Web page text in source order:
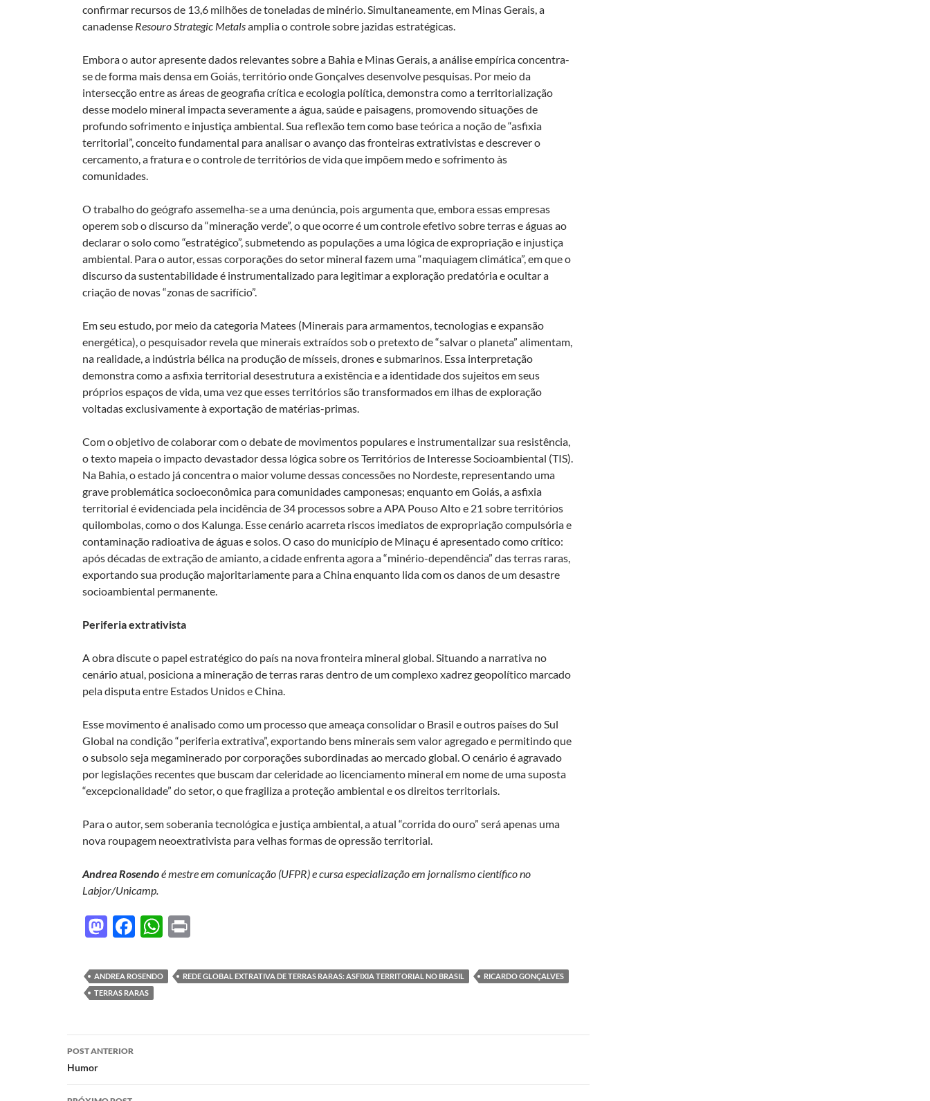
confirmar recursos de 13,6 milhões de toneladas de minério. Simultaneamente, em Minas Gerais, a
canadense Resouro Strategic Metalsamplia o controle sobre jazidas estratégicas.
Embora o autor apresente dados relevantes sobre a Bahia e Minas Gerais, a análise empírica concentra-
se de forma mais densa em Goiás, território onde Gonçalves desenvolve pesquisas. Por meio da
intersecção entre as áreas de geografia crítica e ecologia política, demonstra como a territorialização
desse modelo mineral impacta severamente a água, saúde e paisagens, promovendo situações de
profundo sofrimento e injustiça ambiental. Sua reflexão tem como base teórica a noção de “asfixia
territorial”, conceito fundamental para analisar o avanço das fronteiras extrativistas e descrever o
cercamento, a fratura e o controle de territórios de vida que impõem medo e sofrimento às
comunidades.
O trabalho do geógrafo assemelha-se a uma denúncia, pois argumenta que, embora essas empresas
operem sob o discurso da “mineração verde”, o que ocorre é um controle efetivo sobre terras e águas ao
declarar o solo como “estratégico”, submetendo as populações a uma lógica de expropriação e injustiça
ambiental. Para o autor, essas corporações do setor mineral fazem uma “maquiagem climática”, em que o
discurso da sustentabilidade é instrumentalizado para legitimar a exploração predatória e ocultar a
criação de novas “zonas de sacrifício”.
Em seu estudo, por meio da categoria Matees (Minerais para armamentos, tecnologias e expansão
energética), o pesquisador revela que minerais extraídos sob o pretexto de “salvar o planeta” alimentam,
na realidade, a indústria bélica na produção de mísseis, drones e submarinos. Essa interpretação
demonstra como a asfixia territorial desestrutura a existência e a identidade dos sujeitos em seus
próprios espaços de vida, uma vez que esses territórios são transformados em ilhas de exploração
voltadas exclusivamente à exportação de matérias-primas.
Com o objetivo de colaborar com o debate de movimentos populares e instrumentalizar sua resistência,
o texto mapeia o impacto devastador dessa lógica sobre os Territórios de Interesse Socioambiental (TIS).
Na Bahia, o estado já concentra o maior volume dessas concessões no Nordeste, representando uma
grave problemática socioeconômica para comunidades camponesas; enquanto em Goiás, a asfixia
territorial é evidenciada pela incidência de 34 processos sobre a APA Pouso Alto e 21 sobre territórios
quilombolas, como o dos Kalunga. Esse cenário acarreta riscos imediatos de expropriação compulsória e
contaminação radioativa de águas e solos. O caso do município de Minaçu é apresentado como crítico:
após décadas de extração de amianto, a cidade enfrenta agora a “minério-dependência” das terras raras,
exportando sua produção majoritariamente para a China enquanto lida com os danos de um desastre
socioambiental permanente.
Periferia extrativista
A obra discute o papel estratégico do país na nova fronteira mineral global. Situando a narrativa no
cenário atual, posiciona a mineração de terras raras dentro de um complexo xadrez geopolítico marcado
pela disputa entre Estados Unidos e China.
Esse movimento é analisado como um processo que ameaça consolidar o Brasil e outros países do Sul
Global na condição “periferia extrativa”, exportando bens minerais sem valor agregado e permitindo que
o subsolo seja megaminerado por corporações subordinadas ao mercado global. O cenário é agravado
por legislações recentes que buscam dar celeridade ao licenciamento mineral em nome de uma suposta
“excepcionalidade” do setor, o que fragiliza a proteção ambiental e os direitos territoriais.
Para o autor, sem soberania tecnológica e justiça ambiental, a atual “corrida do ouro” será apenas uma
nova roupagem neoextrativista para velhas formas de opressão territorial.
Andrea Rosendoé mestre em comunicação (UFPR) e cursa especialização em jornalismo científico no
Labjor/Unicamp.
M
to
d
n
F
e
b
o
W
at
s
p
nt
ANDREA ROSENDO REDE GLOBAL EXTRATIVA DE TERRAS RARAS: ASFIXIA TERRITORIAL NO BRASIL
RICARDO GONÇALVES
TERRAS RARAS
Navegação
de
posts
POST ANTERIOR
Humor